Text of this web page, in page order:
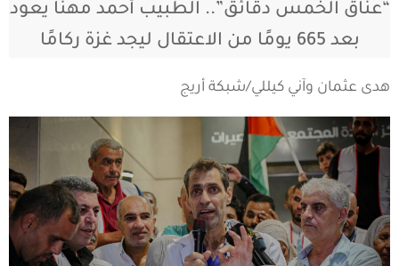
“عناق الخمس دقائق”.. الطبيب أحمد مهنا يعود
بعد 665 يومًا من الاعتقال ليجد غزة ركامًا
هدى عثمان وآني كيللي/شبكة أريج